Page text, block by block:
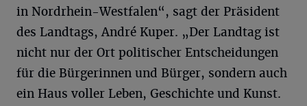
in Nordrhein-Westfalen“, sagt der Präsident
des Landtags, André Kuper. „Der Landtag ist
nicht nur der Ort politischer Entscheidungen
für die Bürgerinnen und Bürger, sondern auch
ein Haus voller Leben, Geschichte und Kunst.